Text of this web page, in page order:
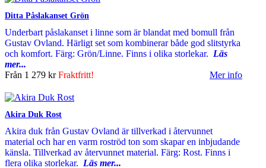
Ditta Påslakanset Grön
Underbart påslakanset i linne som är blandat med bomull från
Gustav Ovland. Härligt set som kombinerar både god slitstyrka
och komfort. Färg: Grön/Linne. Finns i olika storlekar. Läs
mer...
Från 1 279 krFraktfritt! Mer info
Akira Duk Rost
Akira duk från Gustav Ovland är tillverkad i återvunnet
material och har en varm roströd ton som skapar en inbjudande
känsla. Tillverkad av återvunnet material. Färg: Rost. Finns i
flera olika storlekar. Läs mer...